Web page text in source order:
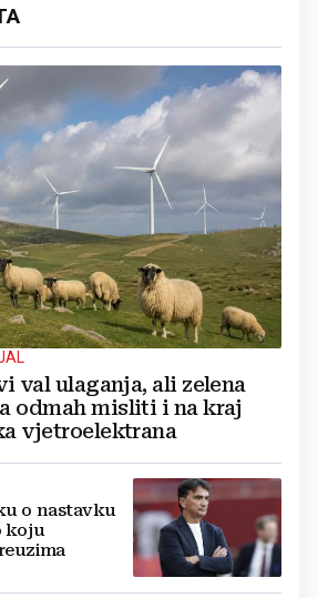
val ulaganja, ali zelena
odmah misliti i na kraj
vjetroelektrana
o nastavku
koju